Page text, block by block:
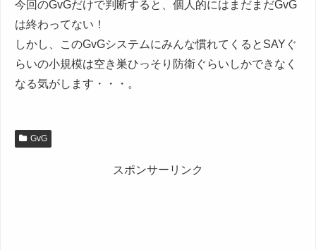
今回のGvGだけで判断すると、個人的にはまだまだGvG
は終わってない！
しかし、このGvGシステムにみんな慣れてくるとSAYぐ
らいの小規模は空き巣ひっそり防衛ぐらいしかできなく
なる気がします・・・。
GvG
スポンサーリンク